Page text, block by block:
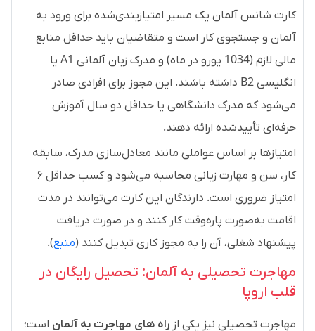
کارت شانس آلمان یک مسیر امتیازبندی‌شده برای ورود به
آلمان و جستجوی کار است و متقاضیان باید حداقل منابع
مالی لازم (1034 یورو در ماه) و مدرک زبان آلمانی A1 یا
انگلیسی B2 داشته باشند. این مجوز برای افرادی صادر
می‌شود که مدرک دانشگاهی یا حداقل دو سال آموزش
حرفه‌ای تأییدشده ارائه دهند.
امتیازها بر اساس عواملی مانند معادل‌سازی مدرک، سابقه
کار، سن و مهارت زبانی محاسبه می‌شود و کسب حداقل ۶
امتیاز ضروری است. دارندگان این کارت می‌توانند در مدت
اقامت به‌صورت پاره‌وقت کار کنند و در صورت دریافت
پیشنهاد شغلی، آن را به مجوز کاری تبدیل کنند (منبع).
مهاجرت تحصیلی به آلمان: تحصیل رایگان در
قلب اروپا
مهاجرت تحصیلی نیز یکی از راه ‌های مهاجرت به آلمان است؛